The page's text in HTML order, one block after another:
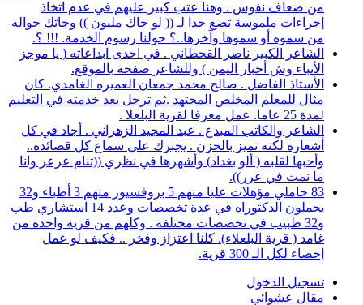
من ضعاف نفوس . وهنا عتب كبير عليهم في عدم اتخاذ
إجراءات ملموسة تضع حدا لـ (( لو جاك مليون )) وجاتك حواله
من سموه أو سموها وآخرها..؟ حولنا رسوم الخدمة. !!! ؟.
الشاعر الكبير ناصر القحطاني . في احدى ابداعاته ( يا موجز
الأنباء وش أخبار اليمن ) وللشاعر صفحة بالموقع.
الأستاذ الفاضل . صالح محمد جمعان العميره الغامدي. كان
مثال للمعلم المخلص المجتهد .ثم ترجل بعد خدمته في التعليم
لمدة 25 عاما. عمل معرفا لقرية البلعلا .
الشاعر والكاتب المبدع . عبد المجيد الزهراني . أجاد في كل
أشعاره لكنه تميز بالحزن . يجبرك على سماع كل قصائده..
وأحبها لقلبه ( ألو بغداد) وأشهرها في نظري ((تنام عرعر وانا
ما نمت في عرر)).
83 حاملي مؤهلات عليا منهم 5 بروفسيور منهم 3 أطباء و32
يحملون الدكتوراه في عدة تخصصات وعدد 14 استشاري طب
و32 طبيب في تخصصات مختلفة . وكلهم من قرية واحدة من
غامد ( قرية البلعلاء). كلنا اعتزاز وفخر .. فكيف لو عمل
إحصاء لكل الـ 300 قرية.
تسجيل الدخول
مقال عشوائي